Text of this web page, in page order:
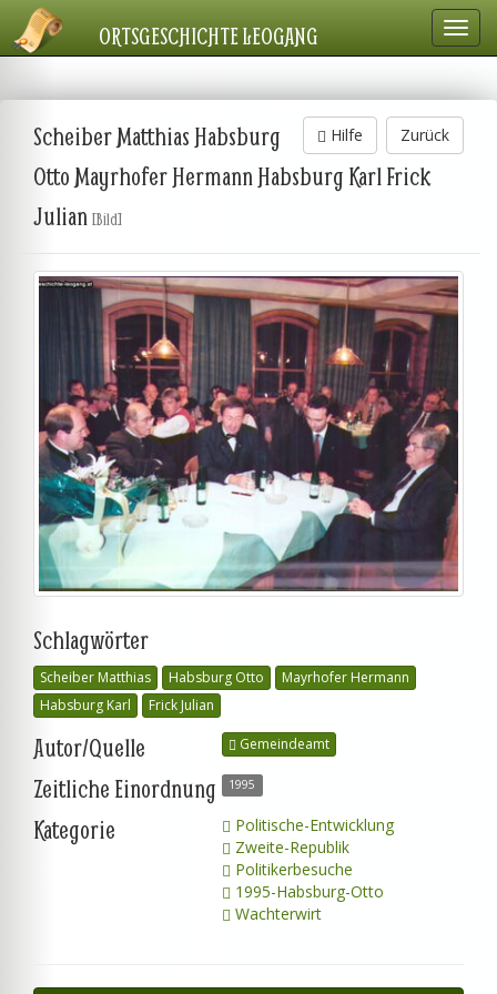
ORTSGESCHICHTE LEOGANG
Zurück
Hilfe
Scheiber Matthias Habsburg
Otto Mayrhofer Hermann Habsburg Karl Frick
Julian [Bild]
Schlagwörter
Scheiber Matthias Habsburg Otto
Mayrhofer Hermann
Habsburg Karl
Frick Julian
Autor/Quelle Gemeindeamt
Zeitliche Einordnung 1995
Kategorie
Politische-Entwicklung
Zweite-Republik
Politikerbesuche
1995-Habsburg-Otto
Wachterwirt